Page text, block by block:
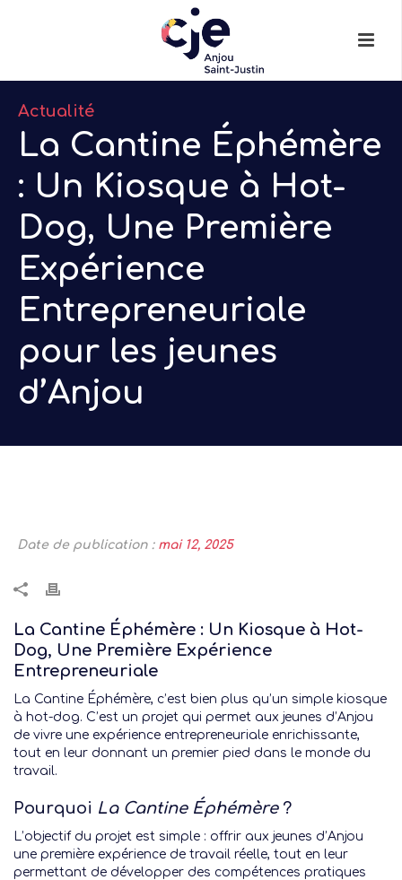
Actualité
La Cantine Éphémère
: Un Kiosque à Hot-
Dog, Une Première
Expérience
Entrepreneuriale
pour les jeunes
d’Anjou
Date de publication : mai 12, 2025
La Cantine Éphémère : Un Kiosque à Hot-
Dog, Une Première Expérience
Entrepreneuriale
La Cantine Éphémère, c’est bien plus qu’un simple kiosque
à hot-dog. C’est un projet qui permet aux jeunes d’Anjou
de vivre une expérience entrepreneuriale enrichissante,
tout en leur donnant un premier pied dans le monde du
travail.
Pourquoi La Cantine Éphémère?
L’objectif du projet est simple : offrir aux jeunes d’Anjou
une première expérience de travail réelle, tout en leur
permettant de développer des compétences pratiques